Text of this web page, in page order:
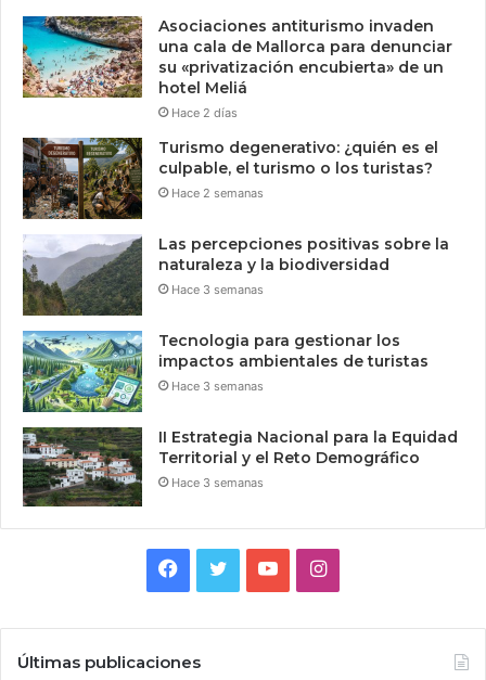
Asociaciones antiturismo invaden
una cala de Mallorca para denunciar
su «privatización encubierta» de un
hotel Meliá
Hace 2 días
Turismo degenerativo: ¿quién es el
culpable, el turismo o los turistas?
Hace 2 semanas
Las percepciones positivas sobre la
naturaleza y la biodiversidad
Hace 3 semanas
Tecnologia para gestionar los
impactos ambientales de turistas
Hace 3 semanas
II Estrategia Nacional para la Equidad
Territorial y el Reto Demográfico
Hace 3 semanas
Facebook
TwitterYouTubeInstagram
Últimas publicaciones